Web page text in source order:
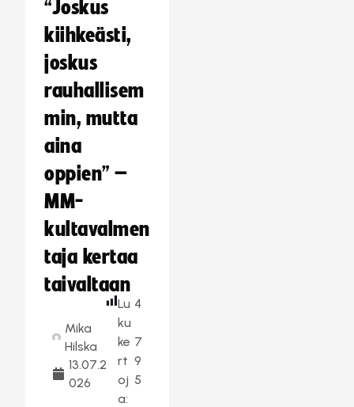
“Joskus
kiihkeästi,
joskus
rauhallisem
min, mutta
aina
oppien” –
MM-
kultavalmen
taja kertaa
taivaltaan
Mika
Hilska
13.07.2
026
Lu
ku
ke
rt
oj
a:
4
7
9
5